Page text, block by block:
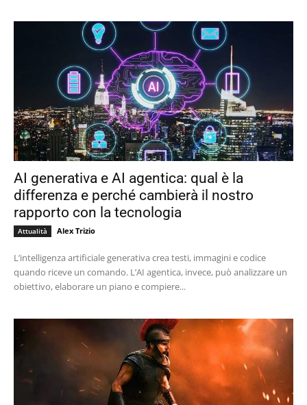
AI generativa e AI agentica: qual è la
differenza e perché cambierà il nostro
rapporto con la tecnologia
Attualità Alex Trizio
L’intelligenza artificiale generativa crea testi, immagini e codice
quando riceve un comando. L’AI agentica, invece, può analizzare un
obiettivo, elaborare un piano e compiere...